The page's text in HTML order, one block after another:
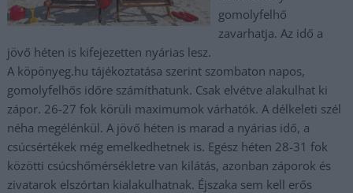
gomolyfelhő
zavarhatja. Az idő a
jövő héten is kifejezetten nyárias lesz.
A köpönyeg.hu tájékoztatása szerint szombaton napos,
gomolyfelhős időre számíthatunk. Csak elvétve alakulhat ki
zápor. 26-27 fok körüli maximumok várhatók. A délkeleti szél
néha megélénkül. A jövő héten is marad a nyárias idő, a
csúcsértékek még emelkedhetnek is. Egész héten 28-31 fok
közötti csúcshőmérsékletre van kilátás, azonban záporok és
zivatarok elszórtan kialakulhatnak. Éjszaka sem kell erős